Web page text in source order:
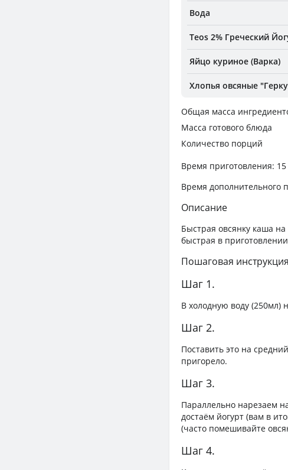
Вода
Teos 2% Греческий
Яйцо куриное (Варка)
Хлопья овсяные
Общая масса
Масса готового блюда
Количество порций
Время приготовления:
Время дополнительного
Описание
Быстрая овсянку каша
быстрая в
Пошаговая инструкция
Шаг 1.
В холодную воду (250мл)
Шаг 2.
Поставить это на
пригорело.
Шаг 3.
Параллельно нарезаем
достаём йогурт (вам в
(часто помешивайте
Шаг 4.